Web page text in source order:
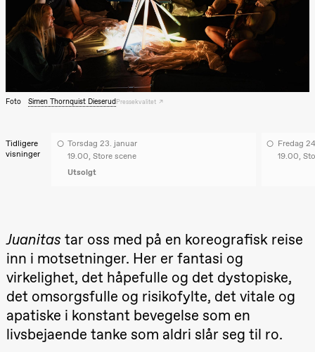
Lørdag 22. august
19.00
Pia Maria
Roll og
Mohamed
Mohamed
Fantasies
Lille scene
Torsdag 27. august
Pia Maria
Lille scene
teater)
Fredag 28. august
19.00
Pia Maria
Roll og
Mohamed
Mohamed
Foto Simen Thornquist DieserudPressekvalitet
Tidligere
visninger
Torsdag 23. januar
19.00, Store scene
Utsolgt
Fredag
19.00,
Juanitas tar oss med på en koreografisk reise
inn i motsetninger. Her er fantasi og
virkelighet, det håpefulle og det dystopiske,
det omsorgsfulle og risikofylte, det vitale og
apatiske i konstant bevegelse som en
livsbejaende tanke som aldri slår seg til ro.